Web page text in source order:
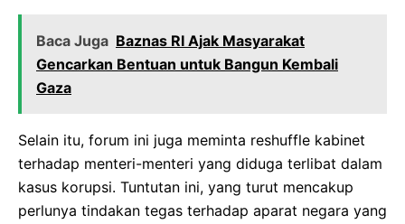
Baca Juga Baznas RI Ajak Masyarakat
Gencarkan Bentuan untuk Bangun Kembali
Gaza
Selain itu, forum ini juga meminta reshuffle kabinet
terhadap menteri-menteri yang diduga terlibat dalam
kasus korupsi. Tuntutan ini, yang turut mencakup
perlunya tindakan tegas terhadap aparat negara yang